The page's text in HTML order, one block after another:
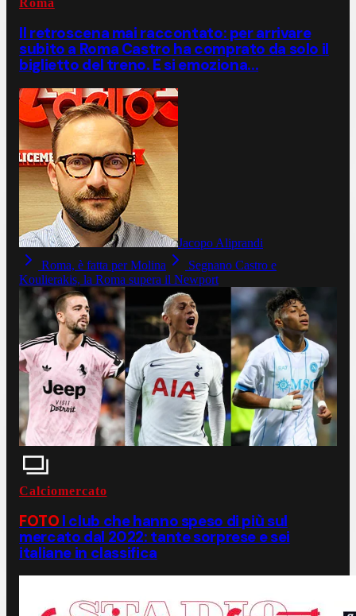
Roma
Il retroscena mai raccontato: per arrivare
subito a Roma Castro ha comprato da solo il
biglietto del treno. E si emoziona...
Jacopo Aliprandi
Roma, è fatta per Molina
Segnano Castro e
Koulierakis, la Roma supera il Newport
Calciomercato
FOTO I club che hanno speso di più sul
mercato dal 2022: tante sorprese e sei
italiane in classifica